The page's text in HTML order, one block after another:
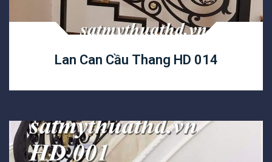
Lan Can Cầu Thang HD 014